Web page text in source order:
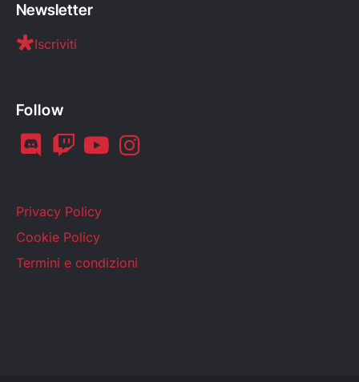
Newsletter
Iscriviti
Follow
Privacy Policy
Cookie Policy
Termini e condizioni